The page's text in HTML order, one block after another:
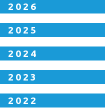
2026
2025
2024
2023
2022